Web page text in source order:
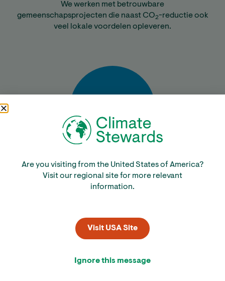
We werken met betrouwbare
gemeenschapsprojecten die naast CO2-reductie ook
veel lokale voordelen opleveren.
Bereken
Are you visiting from the United States of America?
Visit our regional site for more relevant
information.
Visit USA Site
Ignore this message